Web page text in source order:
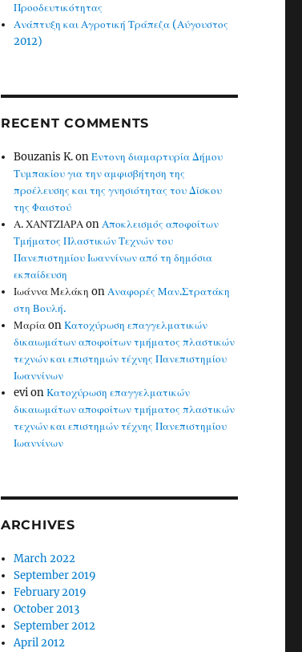
Προοδευτικότητας
Ανάπτυξη και Αγροτική Τράπεζα (Αύγουστος
2012)
RECENT COMMENTS
Bouzanis K.onΈντονη διαμαρτυρία Δήμου
Τυμπακίου για την αμφισβήτηση της
προέλευσης και της γνησιότητας του Δίσκου
της Φαιστού
Α. ΧΑΝΤΖΙΑΡΑonΑποκλεισμός αποφοίτων
Τμήματος Πλαστικών Τεχνών του
Πανεπιστημίου Ιωαννίνων από τη δημόσια
εκπαίδευση
Ιωάννα Μελάκη onΑναφορές Μαν.Στρατάκη
στη Βουλή.
ΜαρίαonΚατοχύρωση επαγγελματικών
δικαιωμάτων αποφοίτων τμήματος πλαστικών
τεχνών και επιστημών τέχνης Πανεπιστημίου
Ιωαννίνων
evionΚατοχύρωση επαγγελματικών
δικαιωμάτων αποφοίτων τμήματος πλαστικών
τεχνών και επιστημών τέχνης Πανεπιστημίου
Ιωαννίνων
ARCHIVES
March 2022
September 2019
February 2019
October 2013
September 2012
April 2012